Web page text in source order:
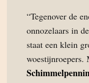
“Tegenover de
onnozelaars in
staat een klein
woestijnroepers.